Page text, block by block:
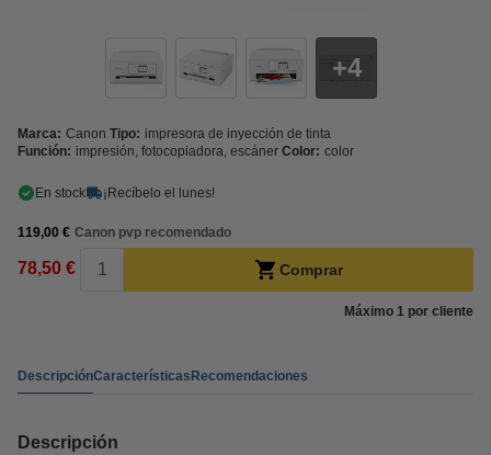
4
Marca: Canon Tipo: impresora de inyección de tinta
Función: impresión, fotocopiadora, escáner Color: color
En stock ¡Recíbelo el lunes!
119,00 € Canon pvp recomendado
78,50 € Comprar
Máximo 1 por cliente
DescripciónCaracterísticasRecomendaciones
Descripción